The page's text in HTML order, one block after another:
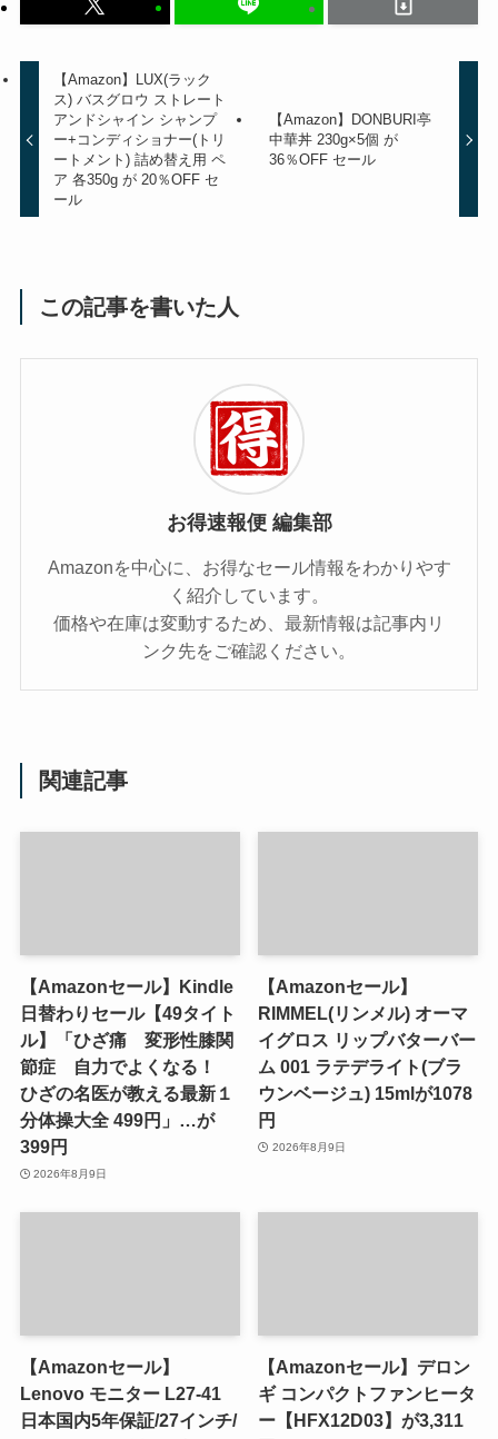
【Amazon】LUX(ラック
ス) バスグロウ ストレート
アンドシャイン シャンプ
ー+コンディショナー(トリ
ートメント) 詰め替え用 ペ
ア 各350g が 20％OFF セ
ール
【Amazon】DONBURI亭
中華丼 230g×5個 が
36％OFF セール
この記事を書いた人
お得速報便 編集部
Amazonを中心に、お得なセール情報をわかりやす
く紹介しています。
価格や在庫は変動するため、最新情報は記事内リ
ンク先をご確認ください。
関連記事
【Amazonセール】Kindle
日替わりセール【49タイト
ル】「ひざ痛 変形性膝関
節症 自力でよくなる！
ひざの名医が教える最新１
分体操大全 499円」…が
399円
2026年8月9日
【Amazonセール】
RIMMEL(リンメル) オーマ
イグロス リップバターバー
ム 001 ラテデライト(ブラ
ウンベージュ) 15mlが1078
円
2026年8月9日
【Amazonセール】
Lenovo モニター L27-41
日本国内5年保証/27インチ/
【Amazonセール】デロン
ギ コンパクトファンヒータ
ー【HFX12D03】が3,311